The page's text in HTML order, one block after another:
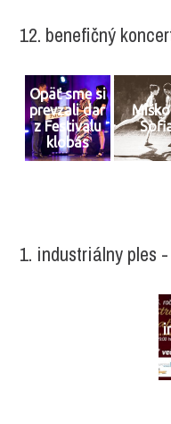
12. benefičný
Opäť sme si
prevzali dar
z Festivalu
klobás
1. industriálny ples